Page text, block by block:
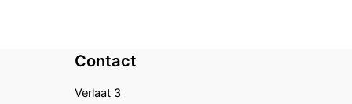
Contact
Verlaat 3